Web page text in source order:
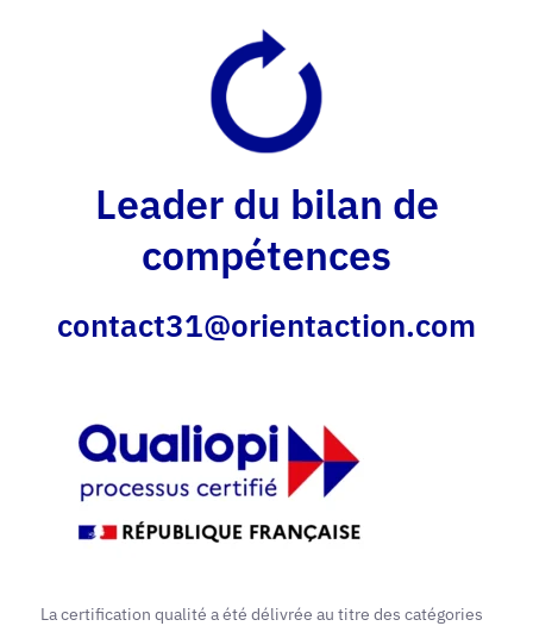
Leader du bilan de
compétences
contact31@orientaction.com
La certification qualité a été délivrée au titre des catégories